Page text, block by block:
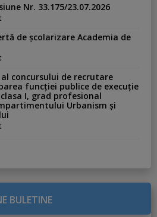
Nr. 33.175/23.07.2026
de școlarizare Academia de
al concursului de recrutare
funcției publice de execuție
I, grad profesional
Urbanism și
BULETINE